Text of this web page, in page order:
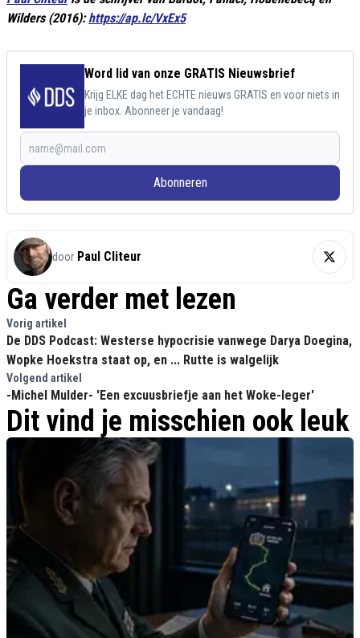
Wilders (2016):https://ap.lc/VxEx5
Word lid van onze GRATIS Nieuwsbrief
Krijg ELKE dag het ECHTE nieuws GRATIS en voor niets in
je inbox. Abonneer je vandaag!
Abonneren
door Paul Cliteur
Ga verder met lezen
Vorig artikel
De DDS Podcast: Westerse hypocrisie vanwege Darya Doegina,
Wopke Hoekstra staat op, en ... Rutte is walgelijk
Volgend artikel
-Michel Mulder- 'Een excuusbriefje aan het Woke-leger'
Dit vind je misschien ook leuk